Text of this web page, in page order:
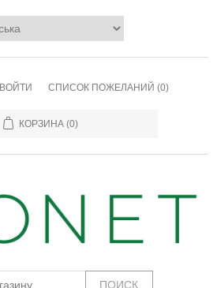
ВОЙТИ СПИСОК ПОЖЕЛАНИЙ (0)
КОРЗИНА (0)